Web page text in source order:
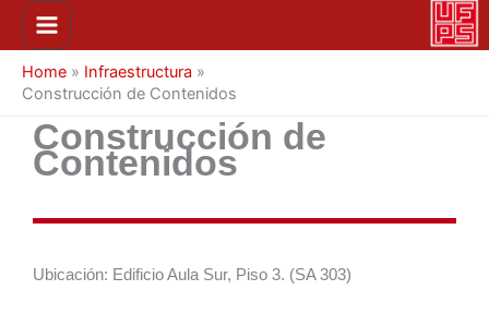
contenido
Main
Menu
Home » Infraestructura »
Construcción de Contenidos
Construcción de
Contenidos
Ubicación: Edificio Aula Sur, Piso 3. (SA 303)